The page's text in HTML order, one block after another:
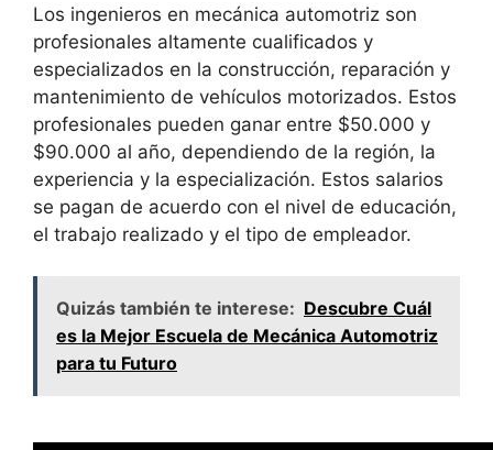
Los ingenieros en mecánica automotriz son
profesionales altamente cualificados y
especializados en la construcción, reparación y
mantenimiento de vehículos motorizados. Estos
profesionales pueden ganar entre $50.000 y
$90.000 al año, dependiendo de la región, la
experiencia y la especialización. Estos salarios
se pagan de acuerdo con el nivel de educación,
el trabajo realizado y el tipo de empleador.
Quizás también te interese: Descubre Cuál
es la Mejor Escuela de Mecánica Automotriz
para tu Futuro